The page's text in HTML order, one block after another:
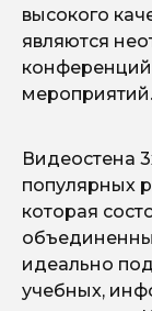
высокого
являются
мероприятий.
Видеостена
популярных
которая
идеально
учебных,